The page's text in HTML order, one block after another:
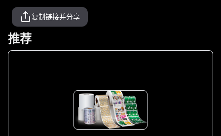
复制链接并分享
推荐